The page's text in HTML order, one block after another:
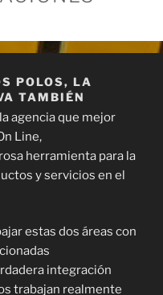
POLOS, LA
TAMBIÉN
agencia que mejor
Line,
herramienta para la
y servicios en el
estas dos áreas con
integración
trabajan realmente